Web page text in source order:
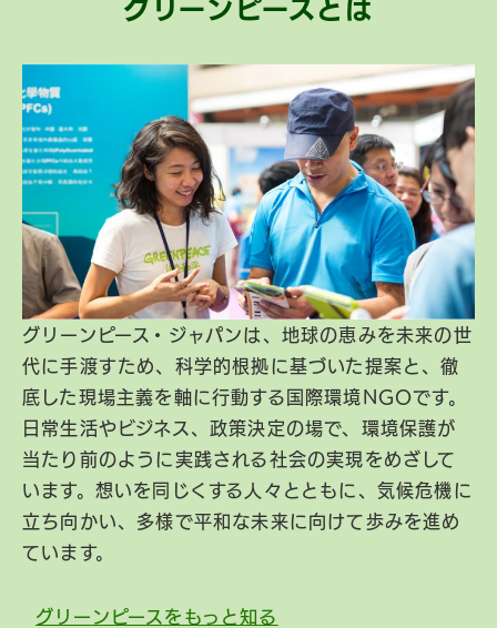
グリーンピースとは
グリーンピース・ジャパンは、地球の恵みを未来の世
代に手渡すため、科学的根拠に基づいた提案と、徹
底した現場主義を軸に行動する国際環境NGOです。
日常生活やビジネス、政策決定の場で、環境保護が
当たり前のように実践される社会の実現をめざして
います。想いを同じくする人々とともに、気候危機に
立ち向かい、多様で平和な未来に向けて歩みを進め
ています。
グリーンピースをもっと知る